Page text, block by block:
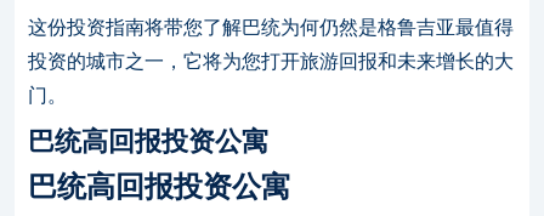
这份投资指南将带您了解巴统为何仍然是格鲁吉亚最值得
投资的城市之一，它将为您打开旅游回报和未来增长的大
门。
巴统高回报投资公寓
巴统高回报投资公寓